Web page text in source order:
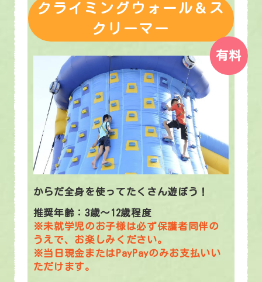
クライミングウォール＆ス
クリーマー
有料
からだ全身を使ってたくさん遊ぼう！
推奨年齢：3歳～12歳程度
※未就学児のお子様は必ず保護者同伴の
うえで、お楽しみください。
※当日現金またはPayPayのみお支払いい
ただけます。